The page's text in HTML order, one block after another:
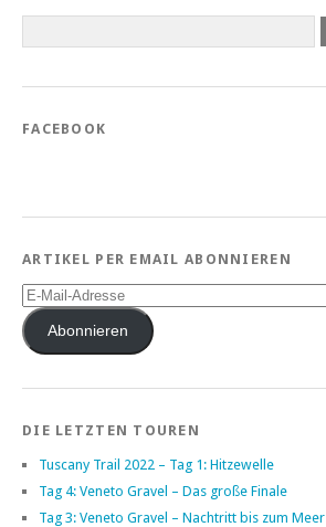
FACEBOOK
ARTIKEL PER EMAIL ABONNIEREN
E-
Mail-
AdresseAbonnieren
DIE LETZTEN TOUREN
Tuscany Trail 2022 – Tag 1: Hitzewelle
Tag 4: Veneto Gravel – Das große Finale
Tag 3: Veneto Gravel – Nachtritt bis zum Meer